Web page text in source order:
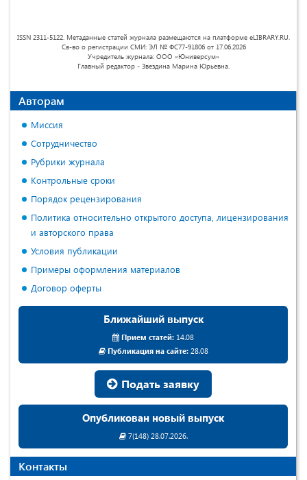
ISSN 2311-5122. Метаданные статей журнала размещаются на платформе eLIBRARY.RU.
Св-во о регистрации СМИ: ЭЛ № ФС77-91806 от 17.06.2026
Учредитель журнала: ООО «Юниверсум»
Главный редактор - Звездина Марина Юрьевна.
Авторам
Миссия
Сотрудничество
Рубрики журнала
Контрольные сроки
Порядок рецензирования
Политика относительно открытого доступа, лицензирования
и авторского права
Условия публикации
Примеры оформления материалов
Договор оферты
Ближайший выпуск
Прием статей: 14.08
Публикация на сайте:28.08
Подать заявку
Опубликован новый выпуск
7(148) 28.07.2026.
Контакты